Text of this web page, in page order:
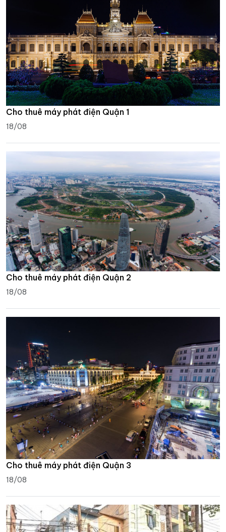
Cho thuê máy phát điện Quận 1
18/08
Cho thuê máy phát điện Quận 2
18/08
Cho thuê máy phát điện Quận 3
18/08